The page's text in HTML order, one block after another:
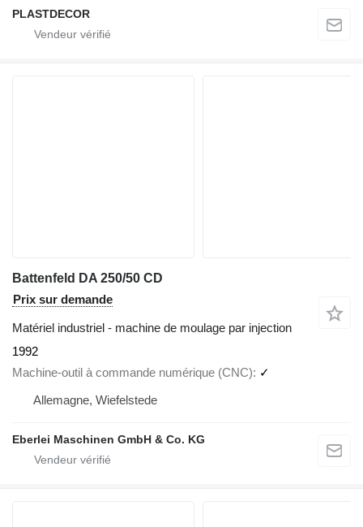
PLASTDECOR
Battenfeld DA 250/50 CD
Prix sur demande
Matériel industriel - machine de moulage par injection
1992
Machine-outil à commande numérique (CNC)
✓
Allemagne, Wiefelstede
Eberlei Maschinen GmbH & Co. KG